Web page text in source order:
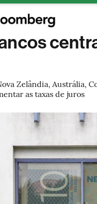
Zelândia, Austrália,
as taxas de juros